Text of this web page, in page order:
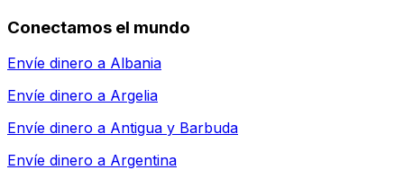
Conectamos el mundo
Envíe dinero a Albania
Envíe dinero a Argelia
Envíe dinero a Antigua y Barbuda
Envíe dinero a Argentina